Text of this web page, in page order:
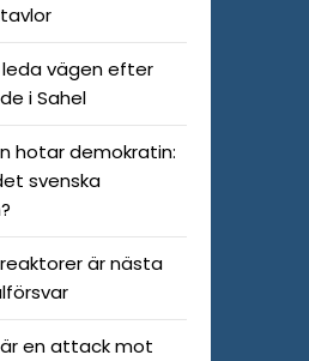
vägen efter
i Sahel
hotar demokratin:
svenska
är nästa
en attack mot